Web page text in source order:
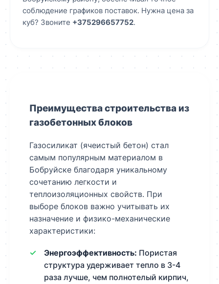
соблюдение графиков поставок. Нужна цена за
куб? Звоните +375296657752.
Преимущества строительства из
газобетонных блоков
Газосиликат (ячеистый бетон) стал
самым популярным материалом в
Бобруйске благодаря уникальному
сочетанию легкости и
теплоизоляционных свойств. При
выборе блоков важно учитывать их
назначение и физико-механические
характеристики:
Энергоэффективность: Пористая
структура удерживает тепло в 3-4
раза лучше, чем полнотелый кирпич,